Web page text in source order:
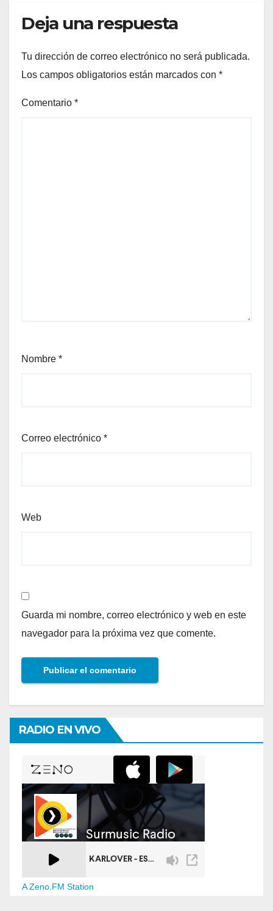
Deja una respuesta
Tu dirección de correo electrónico no será publicada.
Los campos obligatorios están marcados con *
Comentario *
Nombre *
Correo electrónico *
Web
Guarda mi nombre, correo electrónico y web en este
navegador para la próxima vez que comente.
RADIO EN VIVO
A Zeno.FM Station